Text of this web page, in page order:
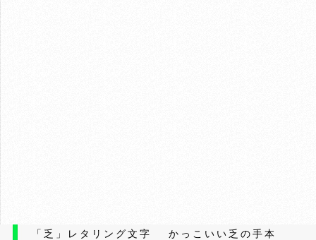
「乏」レタリング文字 かっこいい乏の手本